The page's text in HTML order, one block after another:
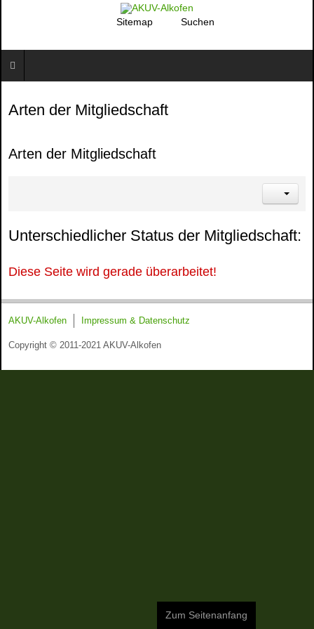
Sitemap Suchen
Arten der Mitgliedschaft
Arten der Mitgliedschaft
Unterschiedlicher Status der Mitgliedschaft:
Diese Seite wird gerade überarbeitet!
AKUV-Alkofen Impressum & Datenschutz
Copyright © 2011-2021 AKUV-Alkofen
Zum Seitenanfang